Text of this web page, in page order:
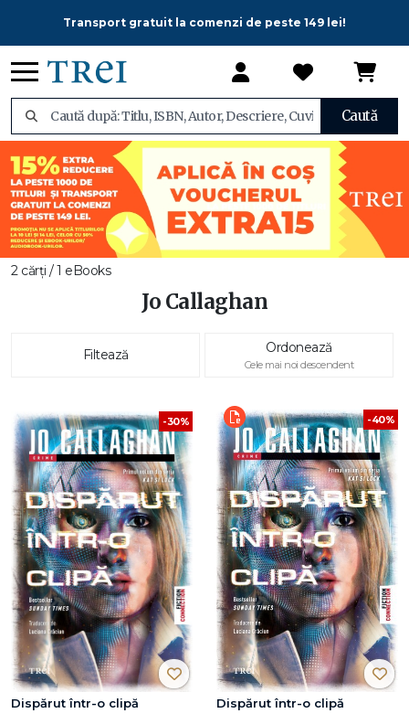
Transport gratuit la comenzi de peste 149 lei!
Caută
2 cărți / 1 eBooks
Jo Callaghan
Filtează Ordonează
Cele mai noi descendent
-30%
Dispărut într-o clipă
-40%
Dispărut într-o clipă